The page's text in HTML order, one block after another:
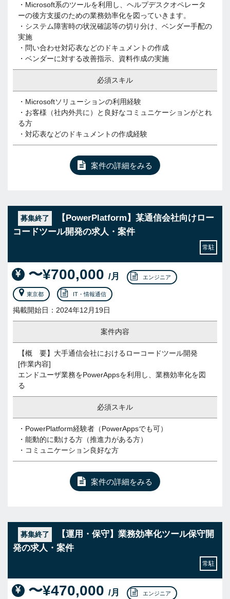
・Microsoft系のツールを利用し、ヘルプデスクオペレータ
ーの後方支援のための業務効率化を図っていきます。
・システム障害時の状況確認等の切り分け、ベンダー手配の
実施
・問い合わせ対応表などのドキュメントの作成
・ベンダーに対する改善指示、資料作成の実施
必須スキル
・Microsoftソリューションの利用経験
・お客様（社内外共に）と良好なコミュニケーションがとれ
る方
・対応表などのドキュメントの作成経験
案件の詳細をみる
募集終了
【PowerPlatform】某通信会社向けロー
コードツール開発の求人・案件
常駐
〜¥700,000 /月 エンジニア
東京都 IT・情報通信
掲載開始日：2024年12月19日
案件内容
【概 要】大手通信会社におけるローコードツール開発
[作業内容]
エンドユーザ業務をPowerAppsを利用し、業務効率化を図
る
必須スキル
・PowerPlatform経験者（PowerAppsでも可）
・能動的に動ける方（推進力がある方）
・コミュニケーション良好な方
案件の詳細をみる
募集終了
【運用・保守】業務効率化ツール保守開
発の求人・案件
常駐
〜¥470,000 /月 エンジニア